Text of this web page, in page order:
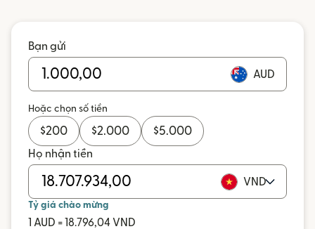
Bạn gửi
AUD
Hoặc chọn số tiền
$200 $2.000 $5.000
Họ nhận tiền
VND
Tỷ giá chào mừng
1 AUD = 18.796,04 VND